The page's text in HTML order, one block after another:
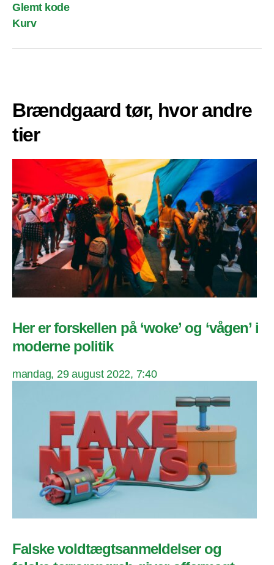
Glemt kode
Kurv
Brændgaard tør, hvor andre
tier
Her er forskellen på ‘woke’ og ‘vågen’ i
moderne politik
mandag, 29 august 2022, 7:40
Falske voldtægtsanmeldelser og